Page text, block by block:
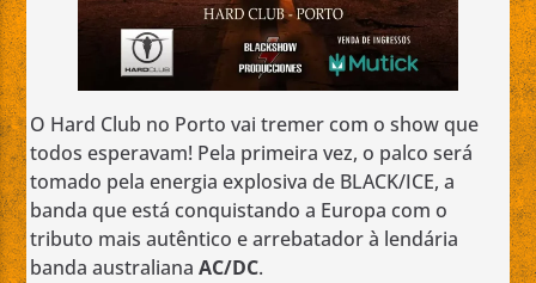
O Hard Club no Porto vai tremer com o show que
todos esperavam! Pela primeira vez, o palco será
tomado pela energia explosiva de BLACK/ICE, a
banda que está conquistando a Europa com o
tributo mais autêntico e arrebatador à lendária
banda australianaAC/DC.